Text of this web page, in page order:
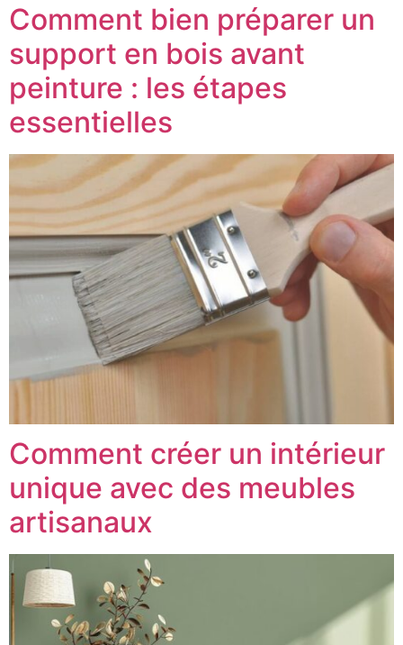
Comment bien préparer un
support en bois avant
peinture : les étapes
essentielles
Comment créer un intérieur
unique avec des meubles
artisanaux